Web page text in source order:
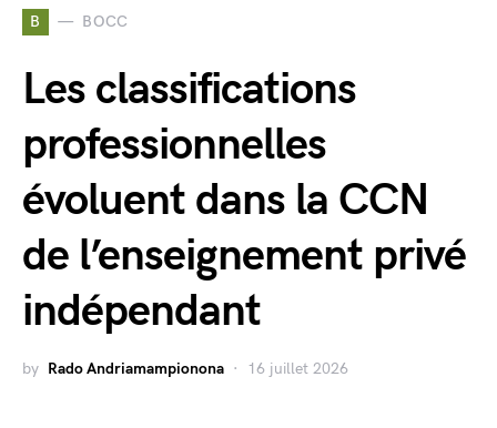
B BOCC
Les classifications
professionnelles
évoluent dans la CCN
de l’enseignement privé
indépendant
by Rado Andriamampionona 16 juillet 2026